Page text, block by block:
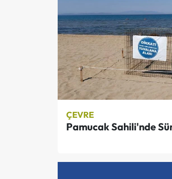
ÇEVRE
Pamucak Sahili'nde